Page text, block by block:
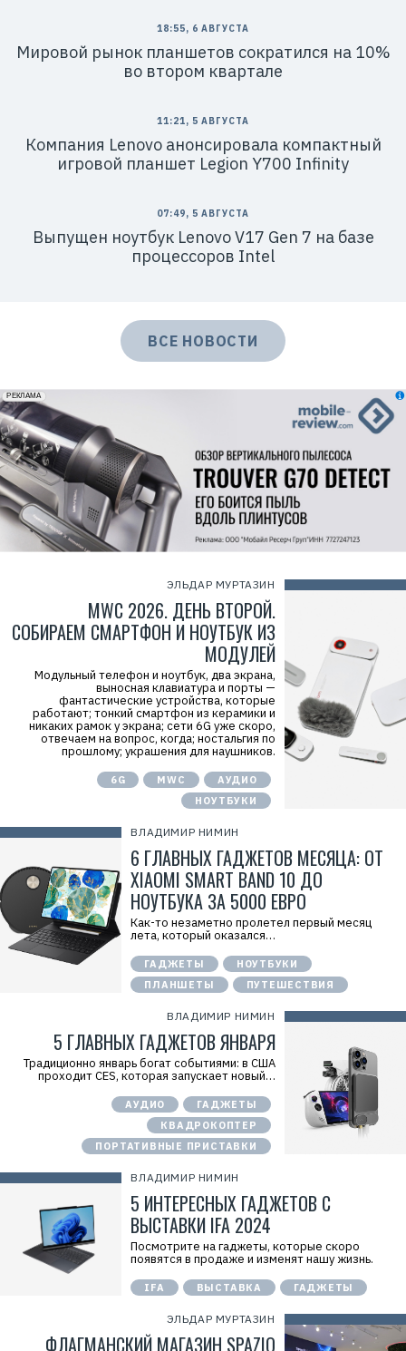
ЭЛЬДАР МУРТАЗИН
MWC 2026. ДЕНЬ ВТОРОЙ.
СОБИРАЕМ СМАРТФОН И НОУТБУК ИЗ
МОДУЛЕЙ
Модульный телефон и ноутбук, два экрана,
выносная клавиатура и порты —
фантастические устройства, которые
работают; тонкий смартфон из керамики и
никаких рамок у экрана; сети 6G уже скоро,
отвечаем на вопрос, когда; ностальгия по
прошлому; украшения для наушников.
6G MWC
АУДИО
НОУТБУКИ
ВЛАДИМИР НИМИН
6 ГЛАВНЫХ ГАДЖЕТОВ МЕСЯЦА: ОТ
XIAOMI SMART BAND 10 ДО
НОУТБУКА ЗА 5000 ЕВРО
Как-то незаметно пролетел первый месяц
лета, который оказался…
ГАДЖЕТЫ
НОУТБУКИ
ПЛАНШЕТЫ
ПУТЕШЕСТВИЯ
ВЛАДИМИР НИМИН
5 ГЛАВНЫХ ГАДЖЕТОВ ЯНВАРЯ
Традиционно январь богат событиями: в США
проходит CES, которая запускает новый…
АУДИО
ГАДЖЕТЫ
КВАДРОКОПТЕР
ПОРТАТИВНЫЕ ПРИСТАВКИ
ВЛАДИМИР НИМИН
5 ИНТЕРЕСНЫХ ГАДЖЕТОВ С
ВЫСТАВКИ IFA 2024
Посмотрите на гаджеты, которые скоро
появятся в продаже и изменят нашу жизнь.
IFA ВЫСТАВКА ГАДЖЕТЫ
ЭЛЬДАР МУРТАЗИН
ФЛАГМАНСКИЙ МАГАЗИН SPAZIO
18:55, 6 АВГУСТА
Мировой рынок планшетов сократился на 10%
во втором квартале
11:21, 5 АВГУСТА
Компания Lenovo анонсировала компактный
игровой планшет Legion Y700 Infinity
07:49, 5 АВГУСТА
Выпущен ноутбук Lenovo V17 Gen 7 на базе
процессоров Intel
ВСЕ НОВОСТИ
erid: 2VfnxxmNzs5
РЕКЛАМА